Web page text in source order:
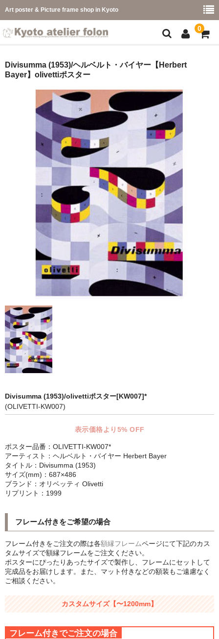
Art poster & Picture frame shop in Kyoto
0
フレーム一覧
イメージ別
フレーム幅別
価格コード別
こどもさくひんフレーム
幅広マット付額縁フレーム-展覧会などに-
マット付額縁フレーム-おしゃれな空間に-
仕様変更
吊りフック
吊り金具＆ヒモセット
簡単スタンド
額装テープ
LP・CDフレーム
シンプルLPフレームセット
CD紙ジャケフレーム
アートポスター
Instagram紹介商品
エンゾ・マーリ【Enzo Mari】
ダネーゼ【DANESE MILANO】
アンディ・ウォーホル
Folon
Divisumma (1953)/ヘルベルト・バイヤー【Herbert
Bayer】olivettiポスター
Divisumma (1953)/olivettiポスター[KW007]*
(OLIVETTI-KW007)
表示価格より5% OFF
ポスター品番：OLIVETTI-KW007*
アーティスト：ヘルベルト・バイヤー Herbert Bayer
タイトル：Divisumma (1953)
サイズ(mm)：687×486
ブランド：オリベッティ Olivetti
リプリント：1999
フレーム付きをご希望の場合
フレーム付きをご注文の際は各額縁フレームページにて下記のカス
タムサイズで額縁フレームをご注文ください。
ポスターにぴったりあったサイズで製作し、フレームにセットして
完成品をお届けします。また、マット付きなどの額装もご遠慮なく
ご相談ください。
カスタムサイズ【〜1200mm】
フレーム付きでご注文の場合